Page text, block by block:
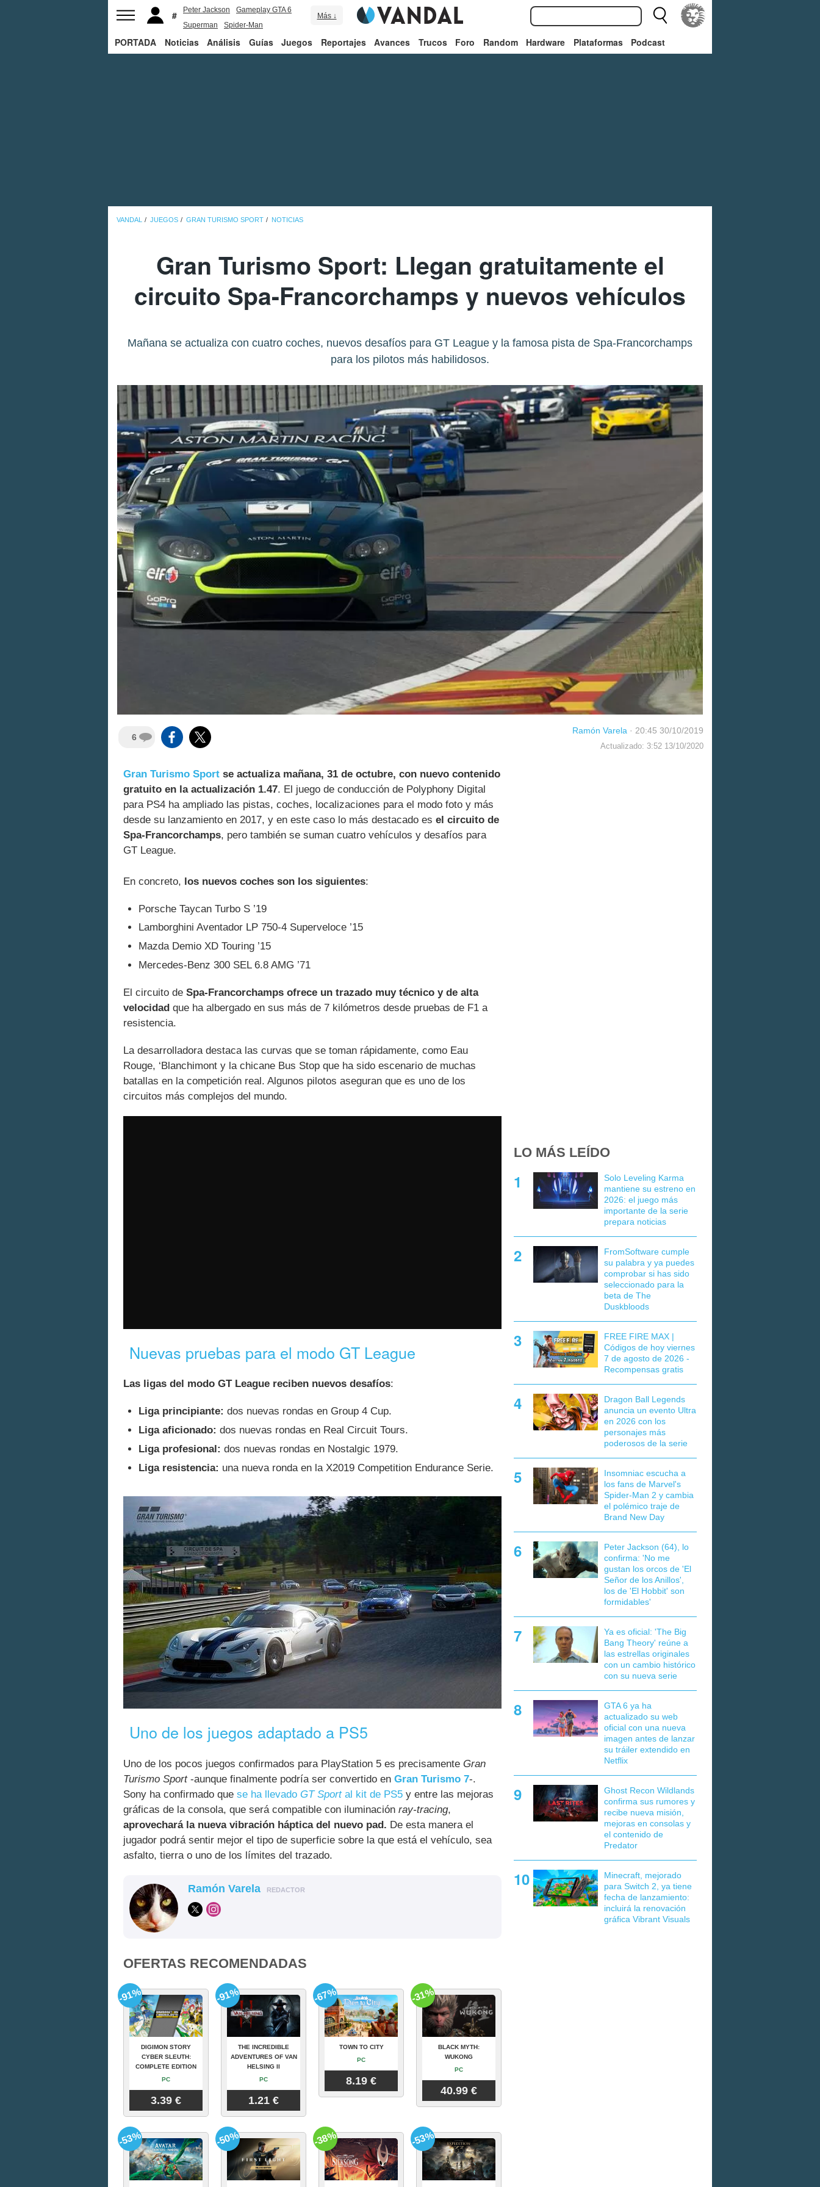
Peter Jackson
Gameplay GTA 6
Superman
Spider-Man
Más ↓
PORTADA Noticias Análisis Guías Juegos Reportajes Avances Trucos Foro Random Hardware Plataformas Podcast
VANDAL JUEGOS GRAN TURISMO SPORT NOTICIAS
Gran Turismo Sport: Llegan gratuitamente el
circuito Spa-Francorchamps y nuevos vehículos
Mañana se actualiza con cuatro coches, nuevos desafíos para GT League y la famosa pista de Spa-Francorchamps
para los pilotos más habilidosos.
6
Ramón Varela · 20:45 30/10/2019
Actualizado: 3:52 13/10/2020
Gran Turismo Sport se actualiza mañana, 31 de octubre, con nuevo contenido
gratuito en la actualización 1.47. El juego de conducción de Polyphony Digital
para PS4 ha ampliado las pistas, coches, localizaciones para el modo foto y más
desde su lanzamiento en 2017, y en este caso lo más destacado es el circuito de
Spa-Francorchamps, pero también se suman cuatro vehículos y desafíos para
GT League.
En concreto, los nuevos coches son los siguientes:
Porsche Taycan Turbo S ’19
Lamborghini Aventador LP 750-4 Superveloce ’15
Mazda Demio XD Touring ’15
Mercedes-Benz 300 SEL 6.8 AMG ’71
El circuito de Spa-Francorchamps ofrece un trazado muy técnico y de alta
velocidad que ha albergado en sus más de 7 kilómetros desde pruebas de F1 a
resistencia.
La desarrolladora destaca las curvas que se toman rápidamente, como Eau
Rouge, ‘Blanchimont y la chicane Bus Stop que ha sido escenario de muchas
batallas en la competición real. Algunos pilotos aseguran que es uno de los
circuitos más complejos del mundo.
Nuevas pruebas para el modo GT League
Las ligas del modo GT League reciben nuevos desafíos:
Liga principiante: dos nuevas rondas en Group 4 Cup.
Liga aficionado: dos nuevas rondas en Real Circuit Tours.
Liga profesional: dos nuevas rondas en Nostalgic 1979.
Liga resistencia: una nueva ronda en la X2019 Competition Endurance Serie.
Uno de los juegos adaptado a PS5
Uno de los pocos juegos confirmados para PlayStation 5 es precisamente Gran
Turismo Sport-aunque finalmente podría ser convertido en Gran Turismo 7-.
Sony ha confirmado que se ha llevado GT Sportal kit de PS5 y entre las mejoras
gráficas de la consola, que será compatible con iluminación ray-tracing,
aprovechará la nueva vibración háptica del nuevo pad. De esta manera el
jugador podrá sentir mejor el tipo de superficie sobre la que está el vehículo, sea
asfalto, tierra o uno de los límites del trazado.
Ramón Varela REDACTOR
OFERTAS RECOMENDADAS
DIGIMON STORY
CYBER SLEUTH:
COMPLETE EDITION
PC
3.39 €
-91%
THE INCREDIBLE
ADVENTURES OF VAN
HELSING II
PC
1.21 €
-91%
TOWN TO CITY
PC
8.19 €
-67%
BLACK MYTH:
WUKONG
PC
40.99 €
-31%
-53% -50% -38% -53%
LO MÁS LEÍDO
Solo Leveling Karma
mantiene su estreno en
2026: el juego más
importante de la serie
prepara noticias
FromSoftware cumple
su palabra y ya puedes
comprobar si has sido
seleccionado para la
beta de The
Duskbloods
FREE FIRE MAX |
Códigos de hoy viernes
7 de agosto de 2026 -
Recompensas gratis
Dragon Ball Legends
anuncia un evento Ultra
en 2026 con los
personajes más
poderosos de la serie
Insomniac escucha a
los fans de Marvel's
Spider-Man 2 y cambia
el polémico traje de
Brand New Day
Peter Jackson (64), lo
confirma: 'No me
gustan los orcos de 'El
Señor de los Anillos',
los de 'El Hobbit' son
formidables'
Ya es oficial: 'The Big
Bang Theory' reúne a
las estrellas originales
con un cambio histórico
con su nueva serie
GTA 6 ya ha
actualizado su web
oficial con una nueva
imagen antes de lanzar
su tráiler extendido en
Netflix
Ghost Recon Wildlands
confirma sus rumores y
recibe nueva misión,
mejoras en consolas y
el contenido de
Predator
Minecraft, mejorado
para Switch 2, ya tiene
fecha de lanzamiento:
incluirá la renovación
gráfica Vibrant Visuals